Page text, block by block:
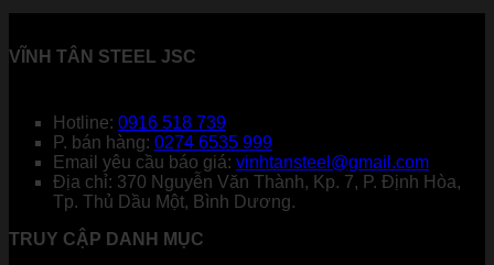
VĨNH TÂN STEEL JSC
Hotline: 0916 518 739
P. bán hàng: 0274 6535 999
Email yêu cầu báo giá: vinhtansteel@gmail.com
Địa chỉ: 370 Nguyễn Văn Thành, Kp. 7, P. Định Hòa,
Tp. Thủ Dầu Một, Bình Dương.
TRUY CẬP DANH MỤC